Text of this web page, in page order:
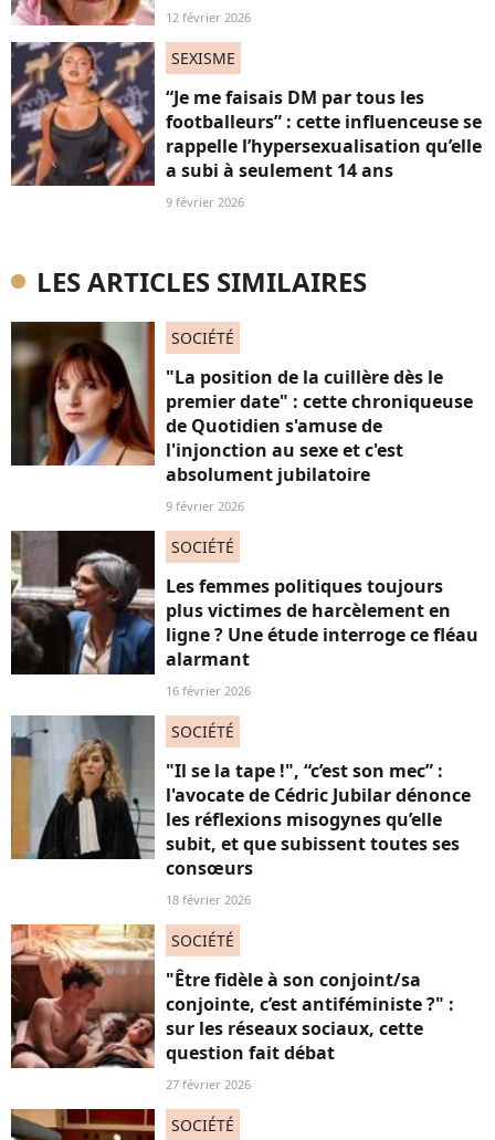
12 février 2026
SEXISME
“Je me faisais DM par tous les
footballeurs” : cette influenceuse se
rappelle l’hypersexualisation qu’elle
a subi à seulement 14 ans
9 février 2026
LES ARTICLES SIMILAIRES
SOCIÉTÉ
"La position de la cuillère dès le
premier date" : cette chroniqueuse
de Quotidien s'amuse de
l'injonction au sexe et c'est
absolument jubilatoire
9 février 2026
SOCIÉTÉ
Les femmes politiques toujours
plus victimes de harcèlement en
ligne ? Une étude interroge ce fléau
alarmant
16 février 2026
SOCIÉTÉ
"Il se la tape !", “c’est son mec” :
l'avocate de Cédric Jubilar dénonce
les réflexions misogynes qu’elle
subit, et que subissent toutes ses
consœurs
18 février 2026
SOCIÉTÉ
"Être fidèle à son conjoint/sa
conjointe, c’est antiféministe ?" :
sur les réseaux sociaux, cette
question fait débat
27 février 2026
SOCIÉTÉ